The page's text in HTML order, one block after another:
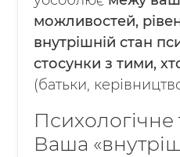
можливостей,
внутрішній стан
стосунки з тими,
(батьки,
Ваша